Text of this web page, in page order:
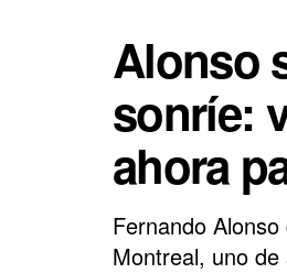
Alonso
sonríe:
ahora
Fernando
Montreal, uno